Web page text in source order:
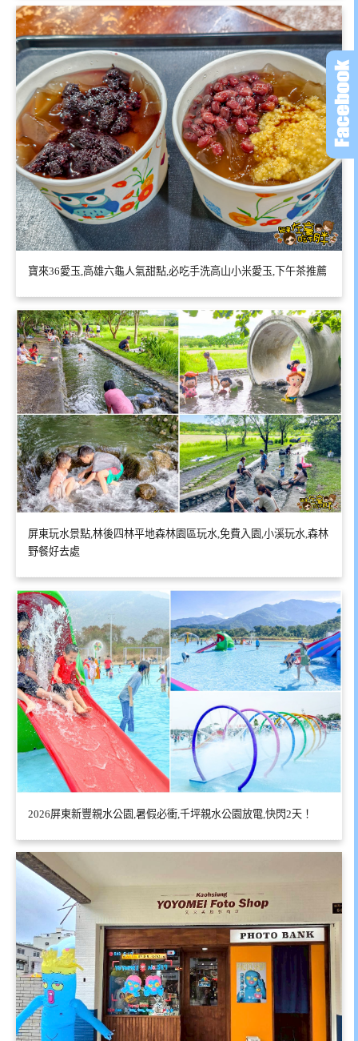
寶來36愛玉,高雄六龜人氣甜點,必吃手洗高山小米愛玉,下午茶推薦
屏東玩水景點,林後四林平地森林園區玩水,免費入園,小溪玩水,森林
野餐好去處
2026屏東新豐親水公園,暑假必衝,千坪親水公園放電,快閃2天！